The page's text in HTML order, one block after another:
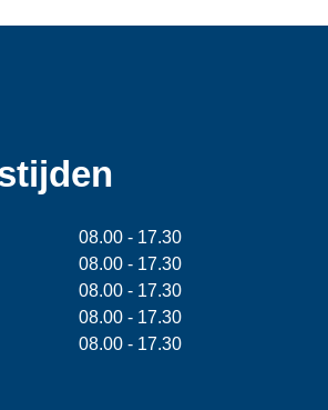
08.00 - 17.30
08.00 - 17.30
08.00 - 17.30
08.00 - 17.30
08.00 - 17.30